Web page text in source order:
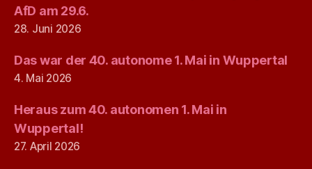
AfD am 29.6.
28. Juni 2026
Das war der 40. autonome 1. Mai in Wuppertal
4. Mai 2026
Heraus zum 40. autonomen 1. Mai in
Wuppertal!
27. April 2026